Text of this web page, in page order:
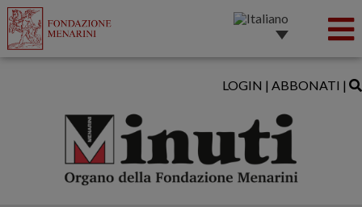
LOGIN | ABBONATI |